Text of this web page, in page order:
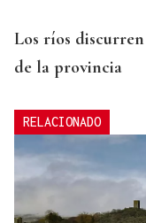
Los ríos
de la provincia
RELACIONADO